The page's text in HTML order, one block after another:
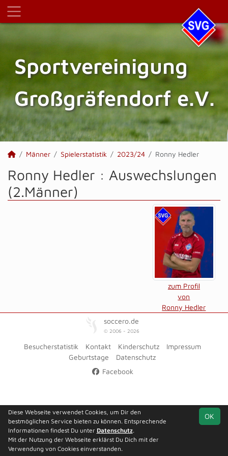
Sportvereinigung
Großgräfendorf e.V.
Männer Spielerstatistik 2023/24 Ronny Hedler
Ronny Hedler : Auswechslungen
(2.Männer)
zum Profil
von
Ronny Hedler
soccero.de
© 2006 - 2026
Besucherstatistik Kontakt Kinderschutz
Impressum
Geburtstage
Datenschutz
Facebook
OK
Diese Webseite verwendet Cookies, um Dir den
bestmöglichen Service bieten zu können. Entsprechende
Informationen findest Du unter Datenschutz.
Mit der Nutzung der Webseite erklärst Du Dich mit der
Verwendung von Cookies einverstanden.